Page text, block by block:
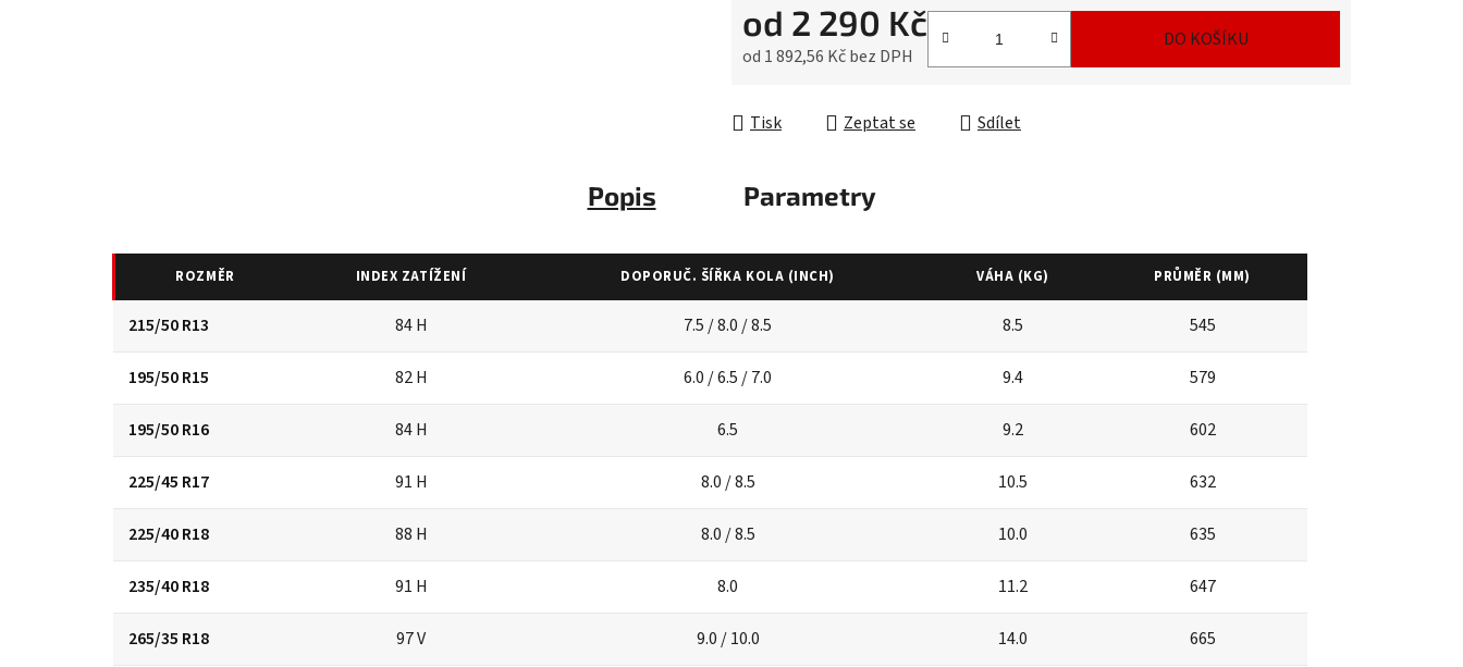
od 2 290 Kč
od 1 892,56 Kčbez DPH
DO KOŠÍKU
Tisk Zeptat se Sdílet
Popis Parametry
ROZMĚR INDEX ZATÍŽENÍ DOPORUČ. ŠÍŘKA KOLA (INCH) VÁHA (KG) PRŮMĚR (MM)
215/50 R13 84 H 7.5 / 8.0 / 8.5 8.5 545
195/50 R15 82 H 6.0 / 6.5 / 7.0 9.4 579
195/50 R16 84 H 6.5 9.2 602
225/45 R17 91 H 8.0 / 8.5 10.5 632
225/40 R18 88 H 8.0 / 8.5 10.0 635
235/40 R18 91 H 8.0 11.2 647
265/35 R18 97 V 9.0 / 10.0 14.0 665